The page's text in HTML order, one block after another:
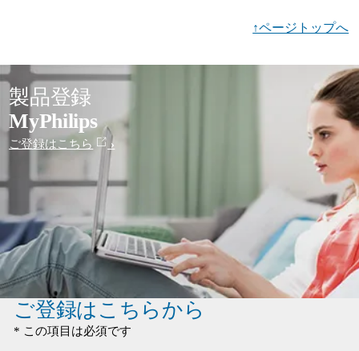
↑ページトップへ
製品登録
MyPhilips
ご登録はこちら
ご登録はこちらから
* この項目は必須です